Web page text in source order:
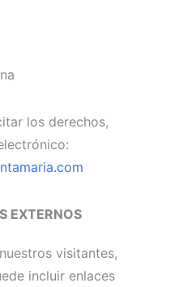
los derechos,
EXTERNOS
visitantes,
incluir enlaces